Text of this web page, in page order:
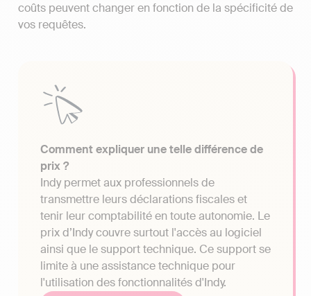
coûts peuvent changer en fonction de la spécificité de
vos requêtes.
Comment expliquer une telle différence de
prix ?
Indy permet aux professionnels de
transmettre leurs déclarations fiscales et
tenir leur comptabilité en toute autonomie. Le
prix d’Indy couvre surtout l'accès au logiciel
ainsi que le support technique. Ce support se
limite à une assistance technique pour
l'utilisation des fonctionnalités d'Indy.